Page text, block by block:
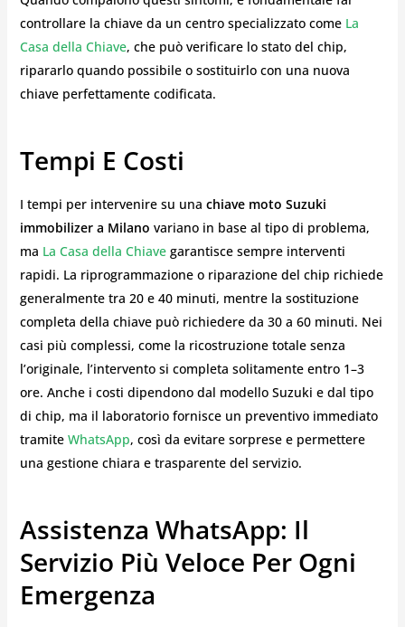
controllare la chiave da un centro specializzato comeLa
Casa della Chiave, che può verificare lo stato del chip,
ripararlo quando possibile o sostituirlo con una nuova
chiave perfettamente codificata.
Tempi E Costi
I tempi per intervenire su una chiave moto Suzuki
immobilizer a Milano variano in base al tipo di problema,
ma La Casa della Chiavegarantisce sempre interventi
rapidi. La riprogrammazione o riparazione del chip richiede
generalmente tra 20 e 40 minuti, mentre la sostituzione
completa della chiave può richiedere da 30 a 60 minuti. Nei
casi più complessi, come la ricostruzione totale senza
l’originale, l’intervento si completa solitamente entro 1–3
ore. Anche i costi dipendono dal modello Suzuki e dal tipo
di chip, ma il laboratorio fornisce un preventivo immediato
tramiteWhatsApp, così da evitare sorprese e permettere
una gestione chiara e trasparente del servizio.
Assistenza WhatsApp: Il
Servizio Più Veloce Per Ogni
Emergenza